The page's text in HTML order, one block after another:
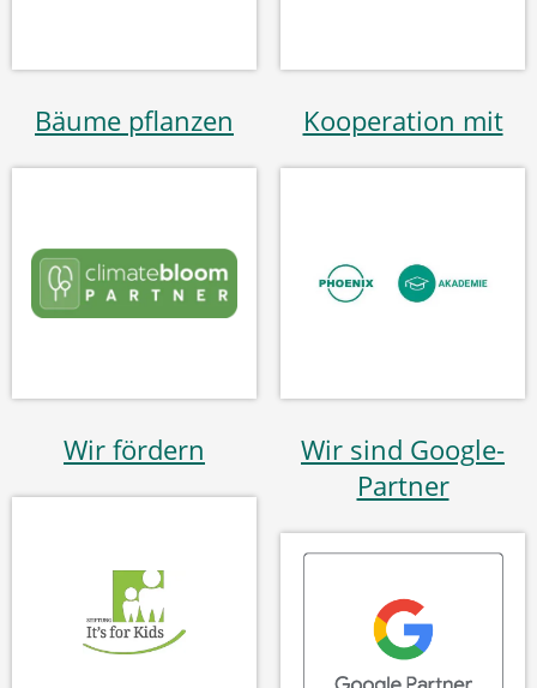
Bäume pflanzen Kooperation mit
Wir fördern
Wir sind Google-
Partner